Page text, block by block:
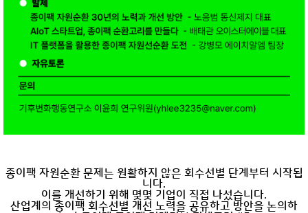
종이팩 자원순환 문제는 원활하지 않은 회수선별 단계부터 시작됩
니다.
이를 개선하기 위해 몇몇 기업이 직접 나섰습니다.
산업계의 종이팩 회수선별 개선 노력을 공유하고 방안을 논의하